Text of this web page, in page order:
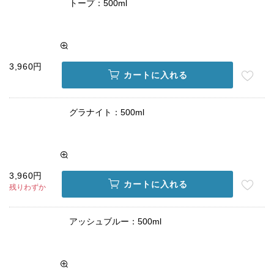
トープ：500ml
3,960円
カートに入れる
グラナイト：500ml
3,960円
残りわずか カートに入れる
アッシュブルー：500ml